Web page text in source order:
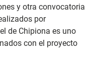
y otra convocatoria
por
de Chipiona es uno
con el proyecto